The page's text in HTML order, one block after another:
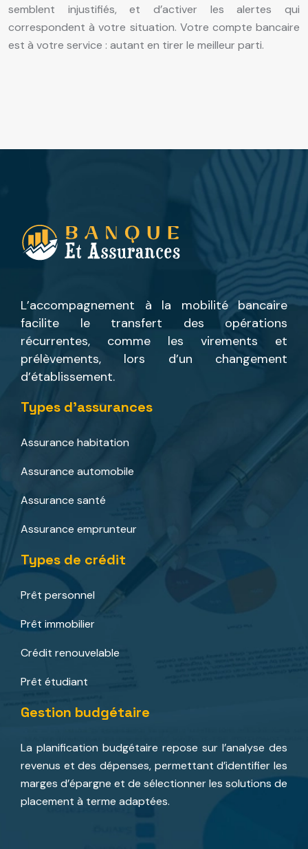
semblent injustifiés, et d’activer les alertes qui
correspondent à votre situation. Votre compte bancaire
est à votre service : autant en tirer le meilleur parti.
L’accompagnement à la mobilité bancaire
facilite le transfert des opérations
récurrentes, comme les virements et
prélèvements, lors d’un changement
d’établissement.
Types d’assurances
Assurance habitation
Assurance automobile
Assurance santé
Assurance emprunteur
Types de crédit
Prêt personnel
Prêt immobilier
Crédit renouvelable
Prêt étudiant
Gestion budgétaire
La planification budgétaire repose sur l’analyse des
revenus et des dépenses, permettant d’identifier les
marges d’épargne et de sélectionner les solutions de
placement à terme adaptées.